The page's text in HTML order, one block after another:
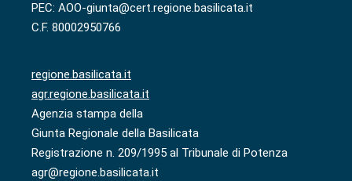
PEC: AOO-giunta@cert.regione.basilicata.it
C.F. 80002950766
regione.basilicata.it
agr.regione.basilicata.it
Agenzia stampa della
Giunta Regionale della Basilicata
Registrazione n. 209/1995 al Tribunale di Potenza
agr@regione.basilicata.it